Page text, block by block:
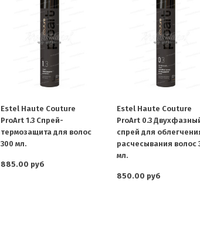
Estel Haute Couture
ProArt 1.3 Спрей-
термозащита для волос
300 мл.
885.00 руб
Estel Haute Couture
ProArt 0.3
спрей для
расчесывания волос
мл.
850.00 руб